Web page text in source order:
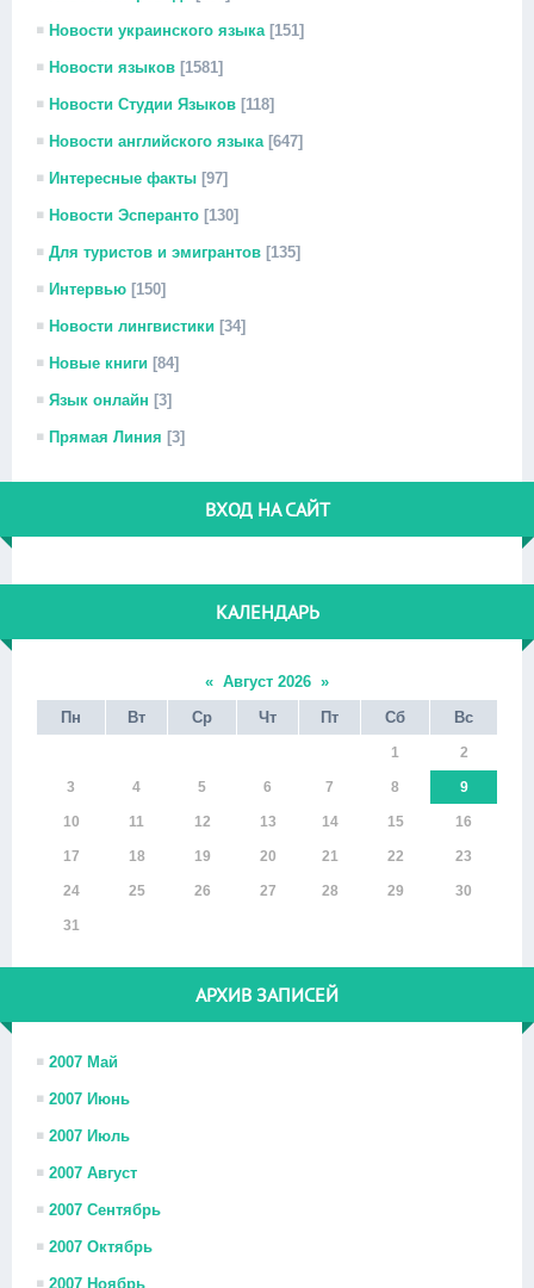
Новости украинского языка [151]
Новости языков [1581]
Новости Студии Языков [118]
Новости английского языка [647]
Интересные факты [97]
Новости Эсперанто [130]
Для туристов и эмигрантов [135]
Интервью [150]
Новости лингвистики [34]
Новые книги [84]
Язык онлайн [3]
Прямая Линия [3]
ВХОД НА САЙТ
КАЛЕНДАРЬ
« Август 2026 »
Пн
Вт Ср Чт Пт Сб Вс
1 2
3 4 5 6 7 8 9
10 11 12 13 14 15 16
17 18 19 20 21 22 23
24 25 26 27 28 29 30
31
АРХИВ ЗАПИСЕЙ
2007 Май
2007 Июнь
2007 Июль
2007 Август
2007 Сентябрь
2007 Октябрь
2007 Ноябрь